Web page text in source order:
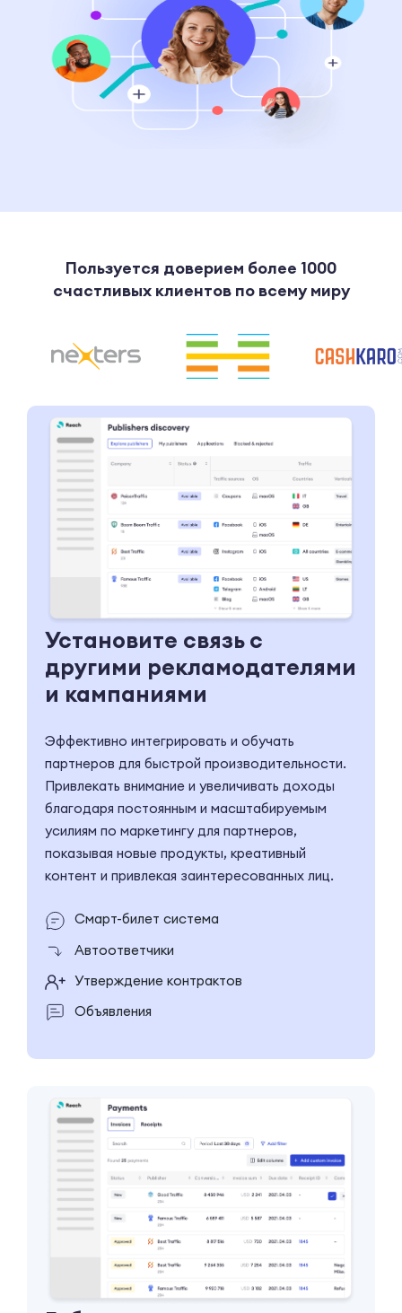
Пользуется доверием более 1000
счастливых клиентов по всему миру
Установите связь с
другими рекламодателями
и кампаниями
Эффективно интегрировать и обучать
партнеров для быстрой производительности.
Привлекать внимание и увеличивать доходы
благодаря постоянным и масштабируемым
усилиям по маркетингу для партнеров,
показывая новые продукты, креативный
контент и привлекая заинтересованных лиц.
Смарт-билет система
Автоответчики
Утверждение контрактов
Объявления